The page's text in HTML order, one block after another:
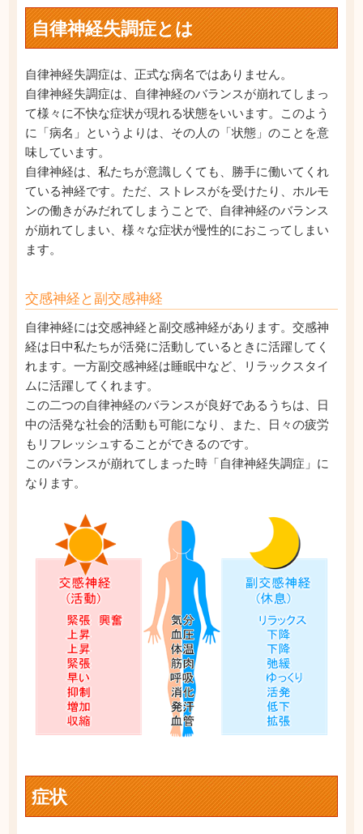
自律神経失調症とは
自律神経失調症は、正式な病名ではありません。
自律神経失調症は、自律神経のバランスが崩れてしまっ
て様々に不快な症状が現れる状態をいいます。このよう
に「病名」というよりは、その人の「状態」のことを意
味しています。
自律神経は、私たちが意識しくても、勝手に働いてくれ
ている神経です。ただ、ストレスがを受けたり、ホルモ
ンの働きがみだれてしまうことで、自律神経のバランス
が崩れてしまい、様々な症状が慢性的におこってしまい
ます。
交感神経と副交感神経
自律神経には交感神経と副交感神経があります。交感神
経は日中私たちが活発に活動しているときに活躍してく
れます。一方副交感神経は睡眠中など、リラックスタイ
ムに活躍してくれます。
この二つの自律神経のバランスが良好であるうちは、日
中の活発な社会的活動も可能になり、また、日々の疲労
もリフレッシュすることができるのです。
このバランスが崩れてしまった時「自律神経失調症」に
なります。
症状